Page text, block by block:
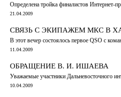
Определена тройка финалистов Интернет-
21.04.2009
СВЯЗЬ С ЭКИПАЖЕМ МКС В
В этот вечер состоялось первое QSO с
11.04.2009
ОБРАЩЕНИЕ В. И. ИШАЕВА
Уважаемые участники Дальневосточного
10.04.2009